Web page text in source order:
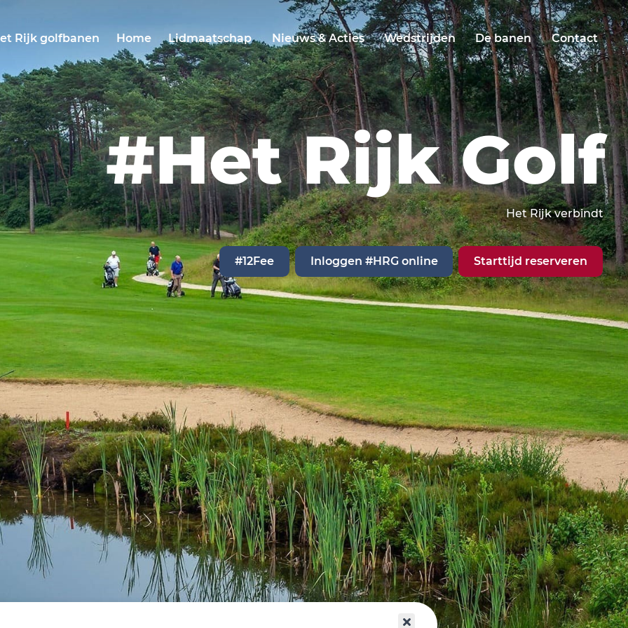
Rijk golfbanen Home Lidmaatschap Nieuws & Acties Wedstrijden De banen Contact
#Het Rijk Golf
Het Rijk verbindt
#12Fee Inloggen #HRG online Starttijd reserveren